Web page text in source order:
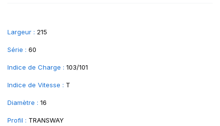
Largeur : 215
Série : 60
Indice de Charge : 103/101
Indice de Vitesse : T
Diamètre : 16
Profil : TRANSWAY